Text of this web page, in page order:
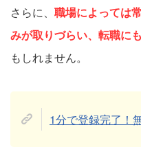
さらに、 職場によっては
みが取りづらい、転職に
もしれません。
1分で登録完了！